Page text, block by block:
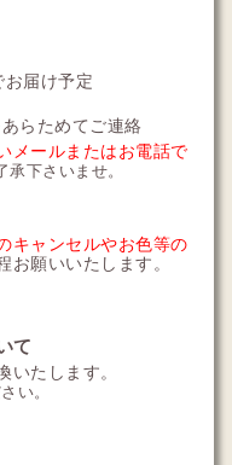
届け予定
らためてご連絡
メールまたはお電話で
承下さいませ。
キャンセルやお色等の
お願いいたします。
て
いたします。
い。